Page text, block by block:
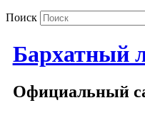
Поиск
Бархатный
Официальный